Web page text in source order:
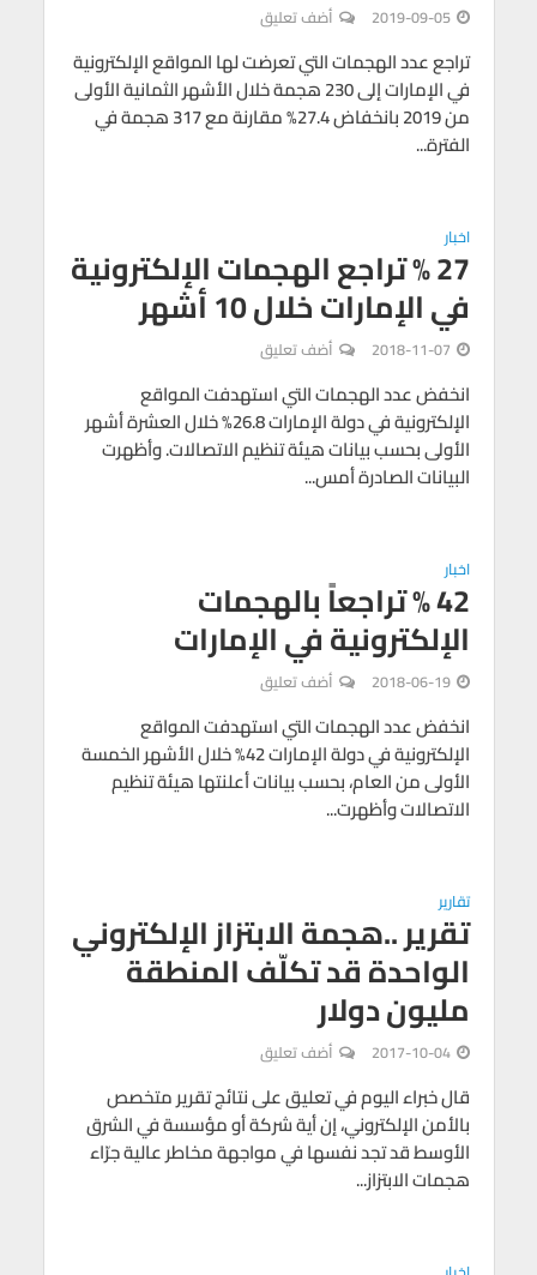
2019-09-05 أضف تعليق
تراجع عدد الهجمات التي تعرضت لها المواقع الإلكترونية
في الإمارات إلى 230 هجمة خلال الأشهر الثمانية الأولى
من 2019 بانخفاض 27.4% مقارنة مع 317 هجمة في
الفترة...
اخبار
27 % تراجع الهجمات الإلكترونية
في الإمارات خلال 10 أشهر
2018-11-07 أضف تعليق
انخفض عدد الهجمات التي استهدفت المواقع
الإلكترونية في دولة الإمارات 26.8% خلال العشرة أشهر
الأولى بحسب بيانات هيئة تنظيم الاتصالات. وأظهرت
البيانات الصادرة أمس...
اخبار
42 % تراجعاً بالهجمات
الإلكترونية في الإمارات
2018-06-19 أضف تعليق
انخفض عدد الهجمات التي استهدفت المواقع
الإلكترونية في دولة الإمارات 42% خلال الأشهر الخمسة
الأولى من العام، بحسب بيانات أعلنتها هيئة تنظيم
الاتصالات وأظهرت...
تقارير
تقرير ..هجمة الابتزاز الإلكتروني
الواحدة قد تكلّف المنطقة
مليون دولار
2017-10-04 أضف تعليق
قال خبراء اليوم في تعليق على نتائج تقرير متخصص
بالأمن الإلكتروني، إن أية شركة أو مؤسسة في الشرق
الأوسط قد تجد نفسها في مواجهة مخاطر عالية جرّاء
هجمات الابتزاز...